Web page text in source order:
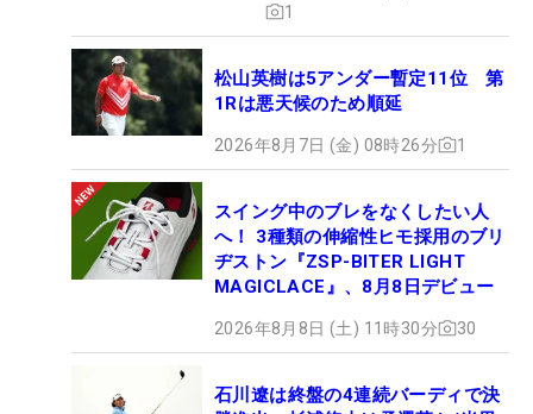
1
松山英樹は5アンダー暫定11位 第
1Rは悪天候のため順延
2026年8月7日 (金) 08時26分 1
スイング中のブレをなくしたい人
へ！ 3種類の伸縮性ヒモ採用のブリ
ヂストン『ZSP-BITER LIGHT
MAGICLACE』、8月8日デビュー
2026年8月8日 (土) 11時30分 30
石川遼は終盤の4連続バーディで決